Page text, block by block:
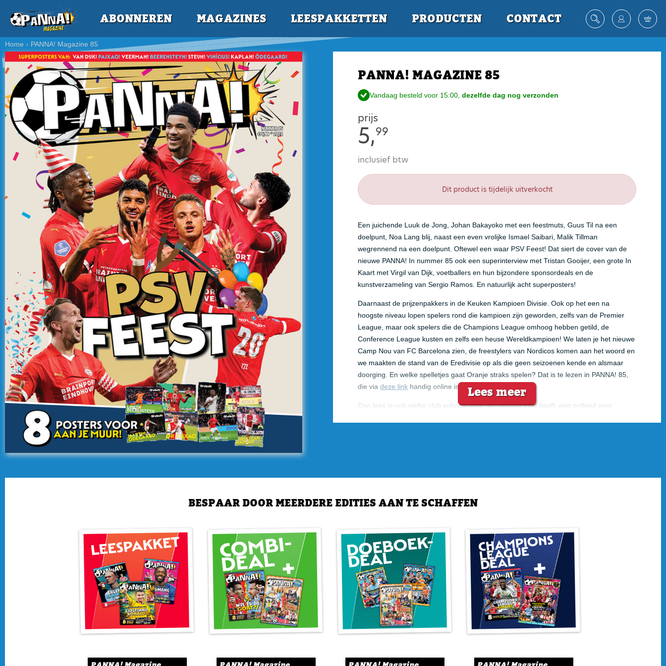
ABONNEREN MAGAZINES LEESPAKKETTEN PRODUCTEN CONTACT
Home › PANNA! Magazine 85
PANNA! MAGAZINE 85
Vandaag besteld voor 15:00, dezelfde dag nog verzonden
prijs
5,99
inclusief btw
Dit product is tijdelijk uitverkocht
Een juichende Luuk de Jong, Johan Bakayoko met een feestmuts, Guus Til na een
doelpunt, Noa Lang blij, naast een even vrolijke Ismael Saibari, Malik Tillman
wegrennend na een doelpunt. Oftewel een waar PSV Feest! Dat siert de cover van de
nieuwe PANNA! In nummer 85 ook een superinterview met Tristan Gooijer, een grote In
Kaart met Virgil van Dijk, voetballers en hun bijzondere sponsordeals en de
kunstverzameling van Sergio Ramos. En natuurlijk acht superposters!
Daarnaast de prijzenpakkers in de Keuken Kampioen Divisie. Ook op het een na
hoogste niveau lopen spelers rond die kampioen zijn geworden, zelfs van de Premier
League, maar ook spelers die de Champions League omhoog hebben getild, de
Conference League kusten en zelfs een heuse Wereldkampioen! We laten je het nieuwe
Camp Nou van FC Barcelona zien, de freestylers van Nordicos komen aan het woord en
we maakten de stand van de Eredivisie op als die geen seizoenen kende en alsmaar
doorging. En welke spelletjes gaat Oranje straks spelen? Dat is te lezen in PANNA! 85,
die via deze link handig online is te bestellen.
Dan lees je ook welke club volgens jullie het mooiste logo heeft, een ontleed over
PSV doormaakt. De Eindhovenaren zijn de koningen van de Eredivisie. In PANNA! zetten
Virgils Bosatlas!
Virgil van Dijk is al op heel veel plekken geweest. Maar niet al die plaatsen zijn even
bijzonder. Zou hij zich nog herinneren dat hij met FC Groningen een wedstrijd speelde in
Kerkrade? Waarschijnlijk niet! Aan welke plekken in Europa denkt hij wel terug? Dat
zochten we uit bij deze speciale aflevering van In Kaart!
Tristan Gooijer!
Zelfs in een donker seizoen zijn er lichtpuntjes bij Ajax. Een van die lichtpuntjes is Tristan
Lees meer
BESPAAR DOOR MEERDERE EDITIES AAN TE SCHAFFEN